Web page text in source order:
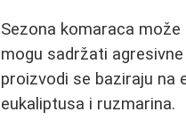
Sezona komaraca
mogu sadržati
proizvodi se baziraju na
eukaliptusa i ruzmarina.